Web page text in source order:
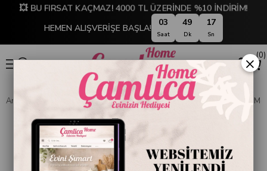
💥 BU FIRSAT KAÇMAZ! 4000 TL ÜZERİNDE %10 İNDİRİM!
HEMEN ALIŞVERİŞE BAŞLA!
03
Saat
49
Dk
17
Sn
0
Anasayfa SOFRA & MUTFAK SOFRA & SERVİS Evza Dikdörtgen
×